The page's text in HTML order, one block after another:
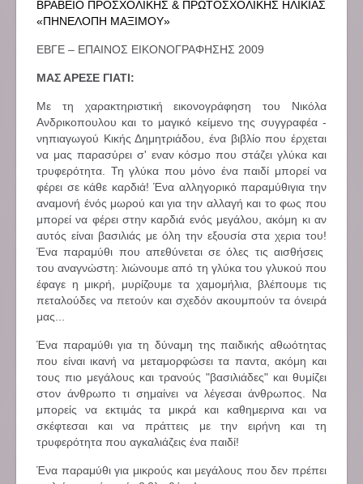
ΒΡΑΒΕΙΟ ΠΡΟΣΧΟΛΙΚΗΣ & ΠΡΩΤΟΣΧΟΛΙΚΗΣ ΗΛΙΚΙΑΣ
«ΠΗΝΕΛΟΠΗ ΜΑΞΙΜΟΥ»
ΕΒΓΕ – ΕΠΑΙΝΟΣ ΕΙΚΟΝΟΓΡΑΦΗΣΗΣ 2009
ΜΑΣ ΑΡΕΣΕ ΓΙΑΤΙ:
Με τη χαρακτηριστική εικονογράφηση του Νικόλα
Ανδρικοπουλου και το μαγικό κείμενο της συγγραφέα -
νηπιαγωγού Κικής Δημητριάδου, ένα βιβλίο που έρχεται
να μας παρασύρει σ' εναν κόσμο που στάζει γλύκα και
τρυφερότητα. Τη γλύκα που μόνο ένα παιδί μπορεί να
φέρει σε κάθε καρδιά! Ένα αλληγορικό παραμύθιγια την
αναμονή ένός μωρού και για την αλλαγή και το φως που
μπορεί να φέρει στην καρδιά ενός μεγάλου, ακόμη κι αν
αυτός είναι βασιλιάς με όλη την εξουσία στα χερια του!
Ένα παραμύθι που απεθύνεται σε όλες τις αισθήσεις
του αναγνώστη: λιώνουμε από τη γλύκα του γλυκού που
έφαγε η μικρή, μυρίζουμε τα χαμομήλια, βλέπουμε τις
πεταλούδες να πετούν και σχεδόν ακουμπούν τα όνειρά
μας...
Ένα παραμύθι για τη δύναμη της παιδικής αθωότητας
που είναι ικανή να μεταμορφώσει τα παντα, ακόμη και
τους πιο μεγάλους και τρανούς "βασιλιάδες" και θυμίζει
στον άνθρωπο τι σημαίνει να λέγεσαι άνθρωπος. Να
μπορείς να εκτιμάς τα μικρά και καθημερινα και να
σκέφτεσαι και να πράττεις με την ειρήνη και τη
τρυφερότητα που αγκαλιάζεις ένα παιδί!
Ένα παραμύθι για μικρούς και μεγάλους που δεν πρέπει